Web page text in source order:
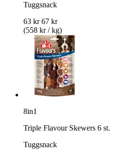
Tuggsnack
63 kr 67 kr
(558 kr / kg)
8in1
Triple Flavour Skewers 6 st.
Tuggsnack